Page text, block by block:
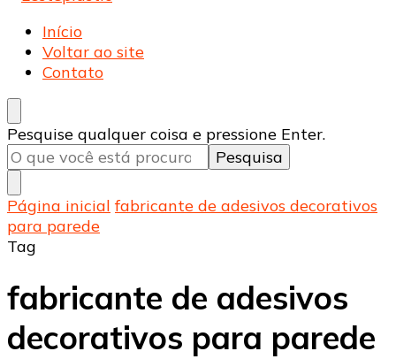
Lesteplastic
Blog – Lesteplastic
Lesteplastic
Blog – Lesteplastic
Início
Voltar ao site
Contato
Procurando
algo?
Pesquise qualquer coisa e pressione Enter.
Página inicial fabricante de adesivos decorativos
para parede
Tag
fabricante de adesivos
decorativos para parede